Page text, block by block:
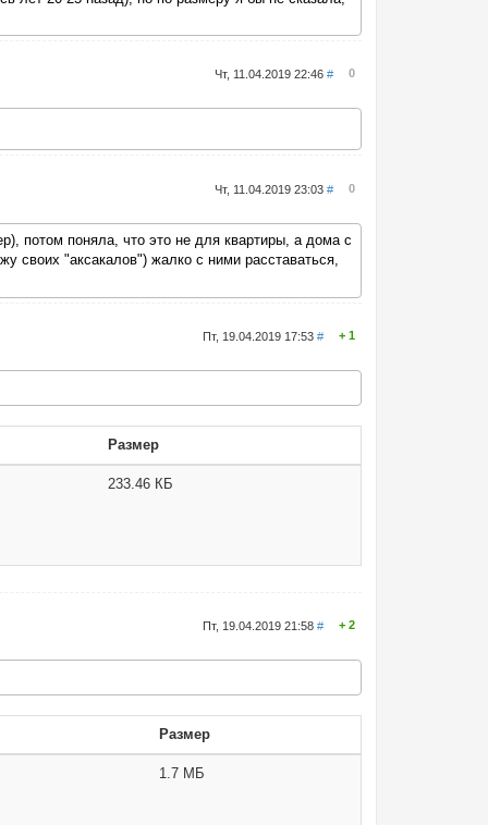
Чт, 11.04.2019 22:46# 0
Чт, 11.04.2019 23:03# 0
потом поняла, что это не для квартиры, а дома с
своих "аксакалов") жалко с ними расставаться,
Пт, 19.04.2019 17:53# 1
Размер
233.46 КБ
Пт, 19.04.2019 21:58# 2
Размер
1.7 МБ